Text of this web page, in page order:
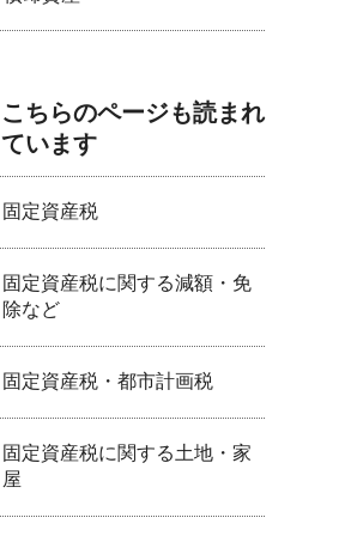
こちらのページも読まれ
ています
固定資産税
固定資産税に関する減額・免
除など
固定資産税・都市計画税
固定資産税に関する土地・家
屋